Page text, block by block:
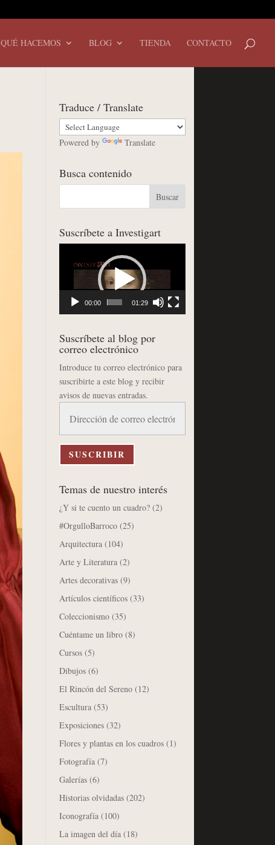
QUÉ HACEMOS BLOG TIENDA CONTACTO
Traduce / Translate
Powered by Translate
Busca contenido
Suscríbete a Investigart
00:00 01:29
Suscríbete al blog por
correo electrónico
Introduce tu correo electrónico para
suscribirte a este blog y recibir
avisos de nuevas entradas.
correo
electrónico
SUSCRIBIR
Temas de nuestro interés
¿Y si te cuento un cuadro? (2)
#OrgulloBarroco (25)
Arquitectura (104)
Arte y Literatura (2)
Artes decorativas (9)
Artículos científicos (33)
Coleccionismo (35)
Cuéntame un libro (8)
Cursos (5)
Dibujos (6)
El Rincón del Sereno (12)
Escultura (53)
Exposiciones (32)
Flores y plantas en los cuadros (1)
Fotografía (7)
Galerías (6)
Historias olvidadas (202)
Iconografía (100)
La imagen del día (18)